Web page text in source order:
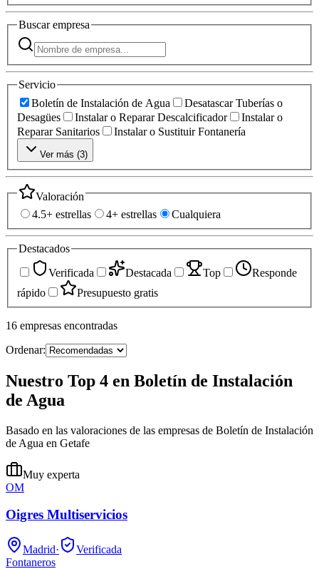
Buscarempresa
Servicio
Boletín de Instalación de Agua
Desatascar Tuberías o
Desagües
Instalar o Reparar Descalcificador
Instalar o
Reparar Sanitarios
Instalar o Sustituir Fontanería
Ver más (3)
Valoración
4.5+ estrellas
4+ estrellas Cualquiera
Destacados
Verificada
Destacada Top
Responde
rápido
Presupuesto gratis
16 empresas encontradas
Ordenar:
Nuestro Top 4 en Boletín de Instalación
de Agua
Basado en las valoraciones de las empresas de Boletín de Instalación
de Agua en Getafe
Muy experta
OM
Oigres Multiservicios
Madrid·
Verificada
Fontaneros